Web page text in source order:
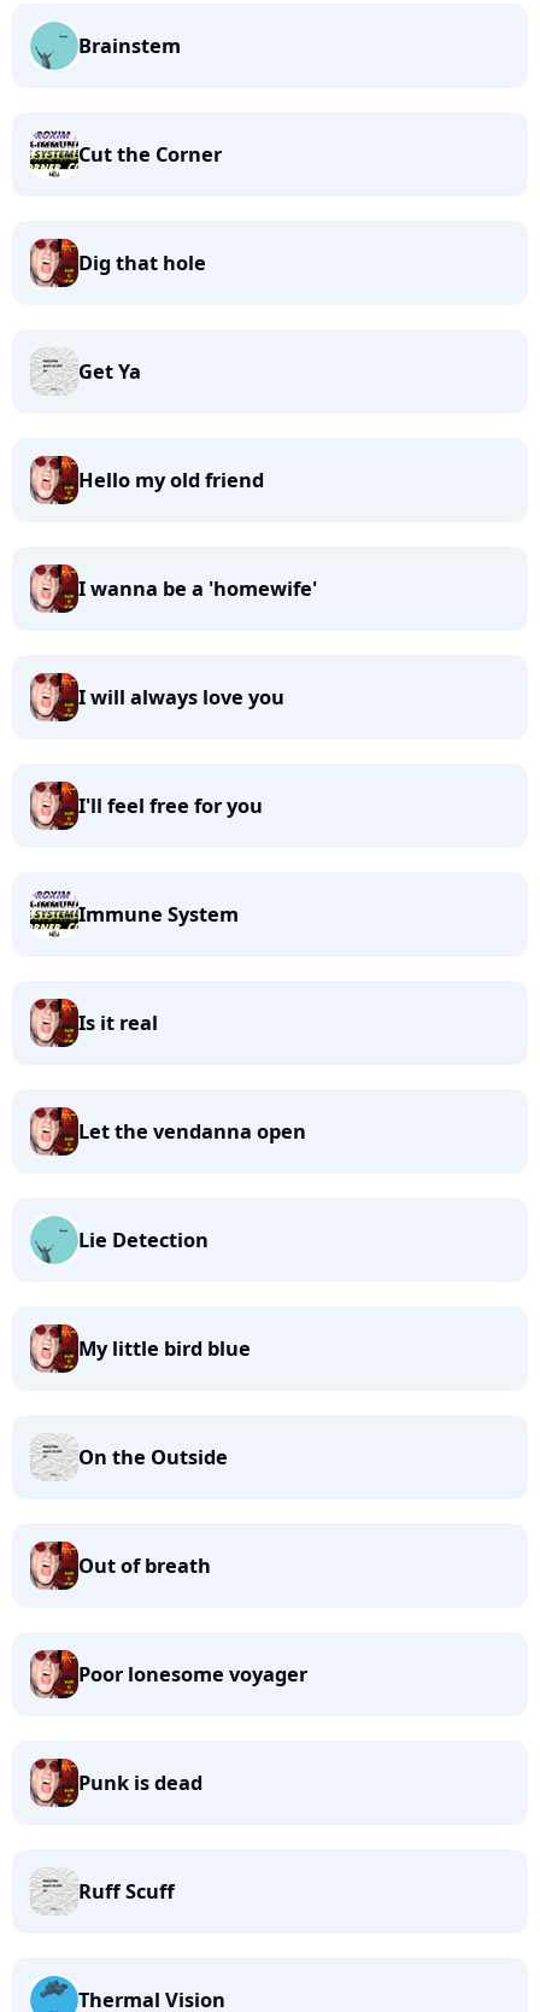
Brainstem
Cut the Corner
Dig that hole
Get Ya
Hello my old friend
I wanna be a 'homewife'
I will always love you
I'll feel free for you
Immune System
Is it real
Let the vendanna open
Lie Detection
My little bird blue
On the Outside
Out of breath
Poor lonesome voyager
Punk is dead
Ruff Scuff
Thermal Vision